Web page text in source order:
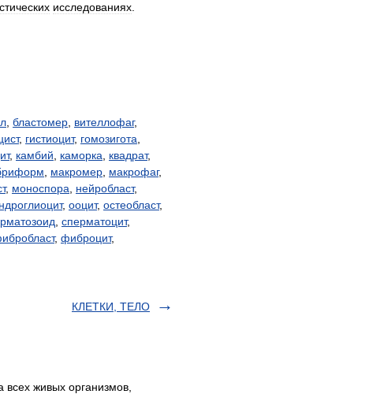
исследованиях
бластомер вителлофаг,
, гистиоцит, гомозигота
, камбий каморка квадрат,
макромер макрофаг,
, моноспора нейробласт,
, ооцит, остеобласт,
сперматоцит,
, фиброцит,
КЛЕТКИ, ТЕЛО
живых организмов,